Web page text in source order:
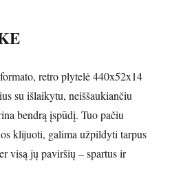
retro plytelė 440x52x14
su išlaikytu, neiššaukiančiu
bendrą įspūdį. Tuo pačiu
klijuoti, galima užpildyti tarpus
visą jų paviršių – spartus ir